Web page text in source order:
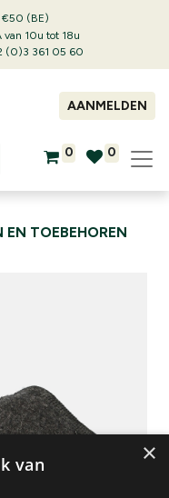
€50 (BE)
van 10u tot 18u
(0)3 361 05 60
AANMELDEN
0 0
EN TOEBEHOREN
×
van